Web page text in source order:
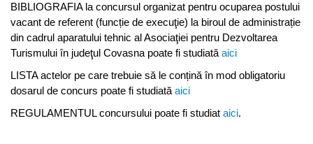
BIBLIOGRAFIA la concursul organizat pentru ocuparea postului
vacant de referent (funcție de execuţie) la biroul de administrație
din cadrul aparatului tehnic al Asociaţiei pentru Dezvoltarea
Turismului în judeţul Covasna poate fi studiată aici
LISTA actelor pe care trebuie să le conțină în mod obligatoriu
dosarul de concurs poate fi studiată aici
REGULAMENTUL concursului poate fi studiat aici.